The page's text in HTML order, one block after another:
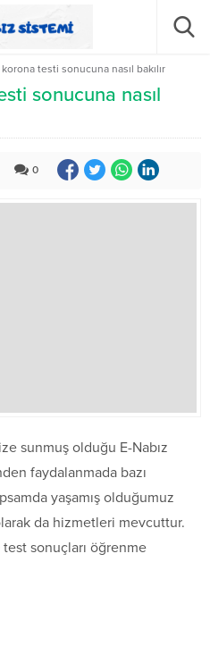
korona testi sonucuna nasıl bakılır
sonucuna nasıl
0
sunmuş olduğu E-Nabız
faydalanmada bazı
yaşamış olduğumuz
da hizmetleri mevcuttur.
sonuçları öğrenme